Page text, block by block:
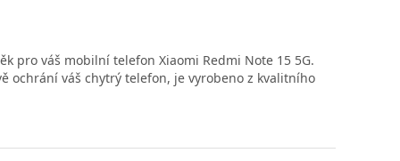
pro váš mobilní telefon Xiaomi Redmi Note 15 5G.
ochrání váš chytrý telefon, je vyrobeno z kvalitního